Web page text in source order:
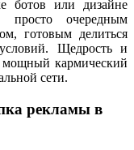
ботов или дизайне
очередным
готовым делиться
Щедрость и
мощный кармический
сети.
рекламы в